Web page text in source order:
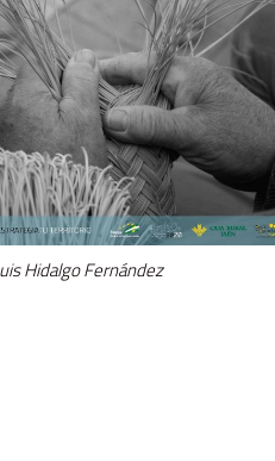
Hidalgo Fernández